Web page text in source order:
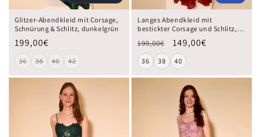
Glitzer-Abendkleid mit Corsage,
Schnürung & Schlitz, dunkelgrün
199,00€
36 38 40 42
Langes Abendkleid mit
bestickter Corsage und Schlitz,
199,00€ 149,00€
36 38 40